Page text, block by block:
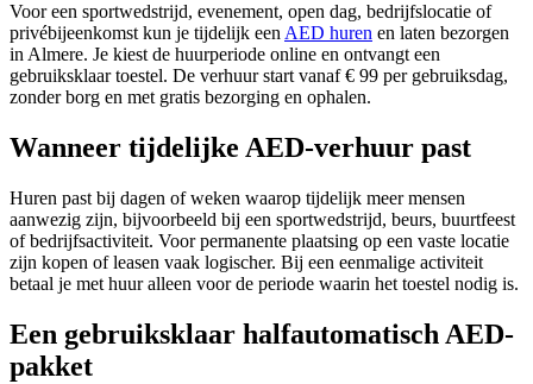
Voor een sportwedstrijd, evenement, open dag, bedrijfslocatie of
privébijeenkomst kun je tijdelijk een AED huren en laten bezorgen
in Almere. Je kiest de huurperiode online en ontvangt een
gebruiksklaar toestel. De verhuur start vanaf € 99 per gebruiksdag,
zonder borg en met gratis bezorging en ophalen.
Wanneer tijdelijke AED-verhuur past
Huren past bij dagen of weken waarop tijdelijk meer mensen
aanwezig zijn, bijvoorbeeld bij een sportwedstrijd, beurs, buurtfeest
of bedrijfsactiviteit. Voor permanente plaatsing op een vaste locatie
zijn kopen of leasen vaak logischer. Bij een eenmalige activiteit
betaal je met huur alleen voor de periode waarin het toestel nodig is.
Een gebruiksklaar halfautomatisch AED-
pakket